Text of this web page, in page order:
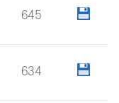
645
634